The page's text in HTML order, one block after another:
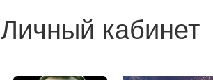
Личный кабинет